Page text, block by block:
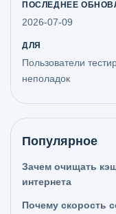
ПОСЛЕДНЕЕ
2026-07-09
ДЛЯ
Пользователи
неполадок
Популярное
Зачем очищать
интернета
Почему скорость